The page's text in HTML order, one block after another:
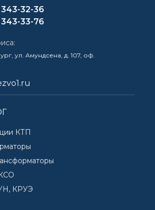
ул. Амундсена, д. 107, оф.
343-32-36
343-33-76
КТП
КРУЭ